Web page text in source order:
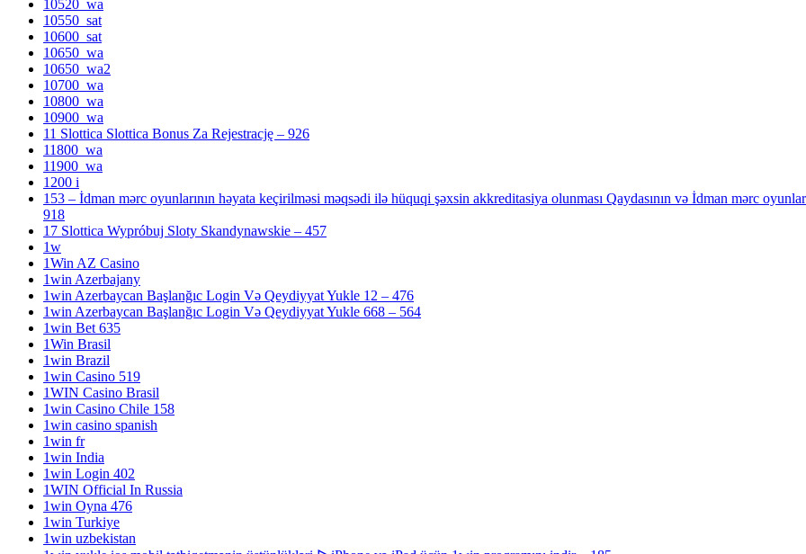
10520_wa
10550_sat
10600_sat
10650_wa
10650_wa2
10700_wa
10800_wa
10900_wa
11 Slottica Slottica Bonus Za Rejestrację – 926
11800_wa
11900_wa
1200 i
153 – İdman mərc oyunlarının həyata keçirilməsi məqsədi ilə hüquqi şəxsin akkreditasiya olunması Qaydasının və İdman mərc
918
17 Slottica Wypróbuj Sloty Skandynawskie – 457
1w
1Win AZ Casino
1win Azerbajany
1win Azerbaycan Başlanğıc Login Və Qeydiyyat Yukle 12 – 476
1win Azerbaycan Başlanğıc Login Və Qeydiyyat Yukle 668 – 564
1win Bet 635
1Win Brasil
1win Brazil
1win Casino 519
1WIN Casino Brasil
1win Casino Chile 158
1win casino spanish
1win fr
1win India
1win Login 402
1WIN Official In Russia
1win Oyna 476
1win Turkiye
1win uzbekistan